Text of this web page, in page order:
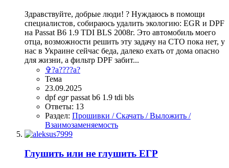
Здравствуйте, добрые люди! ? Нуждаюсь в помощи
специалистов, собираюсь удалить экологию: EGR и DPF
на Passat B6 1.9 TDI BLS 2008г. Это автомобиль моего
отца, возможности решить эту задачу на СТО пока нет, у
нас в Украине сейчас беда, далеко ехать от дома опасно
для жизни, а фильтр DPF забит...
✞?a????a?
Тема
23.09.2025
dpfegr passat b6 1.9 tdi bls
Ответы: 13
Раздел: Прошивки / Скачать / Выложить /
Взаимозаменяемость
Глушить или не глушить ЕГР